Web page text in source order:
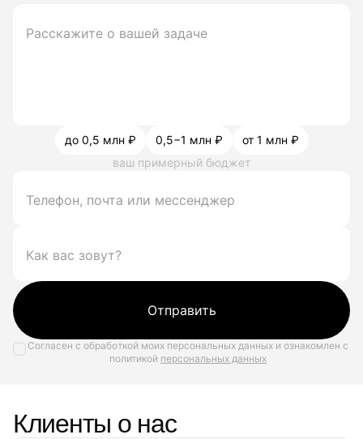
до 0,5 млн ₽ 0,5−1 млн ₽
от 1 млн ₽
ваш примерный бюджет
Отправить
Согласен с обработкой моих персональных данных и ознакомлен с
политикой персональных данных
Клиенты о нас